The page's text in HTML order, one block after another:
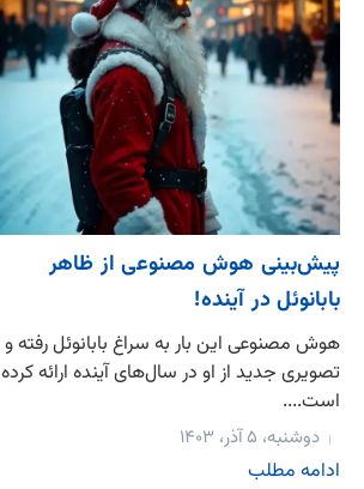
پیش‌بینی هوش مصنوعی از ظاهر
بابانوئل در آینده!
هوش مصنوعی این بار به سراغ بابانوئل رفته و
تصویری جدید از او در سال‌های آینده ارائه کرده
است....
دوشنبه، ۵ آذر، ۱۴۰۳
ادامه مطلب